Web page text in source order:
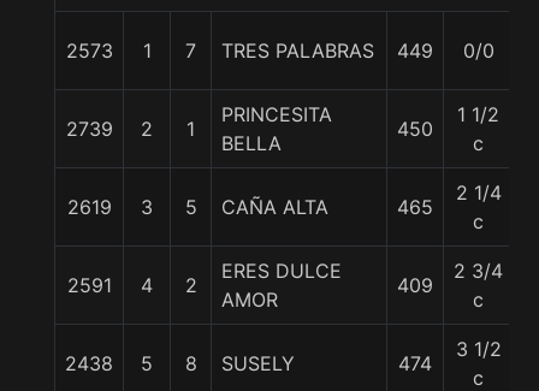
2573 1 7 TRES PALABRAS 449 0/0
2739 2 1
PRINCESITA
BELLA
450
1 1/2
c
2619 3 5 CAÑA ALTA 465
2 1/4
c
2591 4 2
ERES DULCE
AMOR
409
2 3/4
c
2438 5 8 SUSELY 474
3 1/2
c